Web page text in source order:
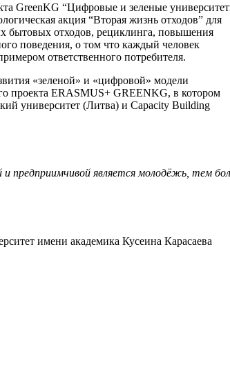
GreenKG “Цифровые и зеленые
акция “Вторая жизнь отходов” для
бытовых отходов, рециклинга, повышения
поведения, о том что каждый человек
ответственного потребителя.
«зеленой» и «цифровой» модели
проекта ERASMUS+ GREENKG, в котором
университет (Литва) и Capacity Building
является молодёжь, тем
имени академика Кусеина Карасаева